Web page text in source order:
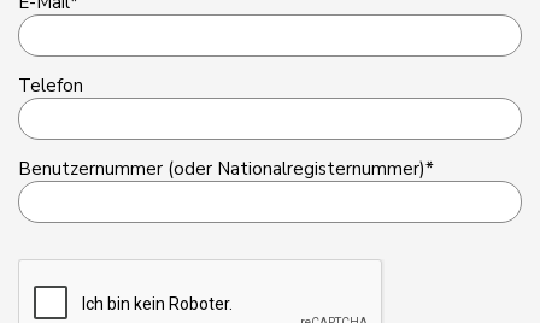
Telefon
Benutzernummer (oder Nationalregisternummer)*